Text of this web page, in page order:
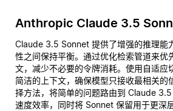
Anthropic Claude 3.5
Claude 3.5 Sonnet 提供了增强的推理能
性之间保持平衡。通过优化检索管道来优
文，减少不必要的令牌消耗。使用自适应
简洁的上下文，确保模型只接收最相关的
择方法，将简单的问题路由到 Claude
速度效率，同时将 Sonnet 保留用于更深